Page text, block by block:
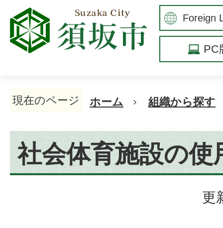
PC
現在のページ ホーム 組織から探す
社会体育施設の使
更